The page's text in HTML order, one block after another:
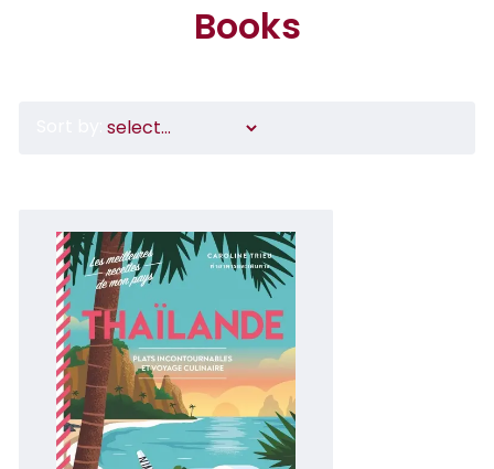
Books